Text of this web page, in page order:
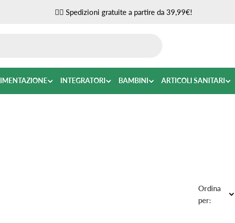
✌🏼 Spedizioni gratuite a partire da 39,99€!
INTEGRATORI BAMBINI ARTICOLI SANITARI
Ordina
per: